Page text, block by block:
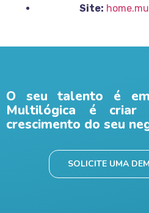
Site:
O seu talento é
Multilógica é criar
crescimento do seu
SOLICITE UMA